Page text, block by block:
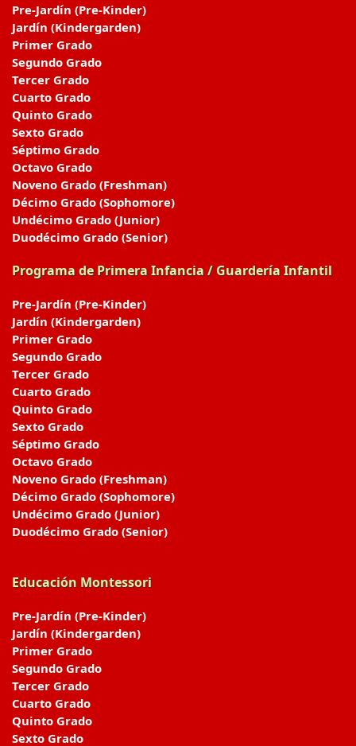
Pre-Jardín (Pre-Kinder)
Jardín (Kindergarden)
Primer Grado
Segundo Grado
Tercer Grado
Cuarto Grado
Quinto Grado
Sexto Grado
Séptimo Grado
Octavo Grado
Noveno Grado (Freshman)
Décimo Grado (Sophomore)
Undécimo Grado (Junior)
Duodécimo Grado (Senior)
Programa de Primera Infancia / Guardería Infantil
Pre-Jardín (Pre-Kinder)
Jardín (Kindergarden)
Primer Grado
Segundo Grado
Tercer Grado
Cuarto Grado
Quinto Grado
Sexto Grado
Séptimo Grado
Octavo Grado
Noveno Grado (Freshman)
Décimo Grado (Sophomore)
Undécimo Grado (Junior)
Duodécimo Grado (Senior)
Educación Montessori
Pre-Jardín (Pre-Kinder)
Jardín (Kindergarden)
Primer Grado
Segundo Grado
Tercer Grado
Cuarto Grado
Quinto Grado
Sexto Grado